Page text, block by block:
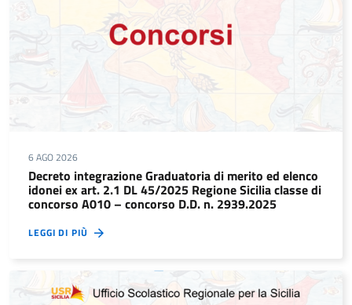
6 AGO 2026
Decreto integrazione Graduatoria di merito ed elenco
idonei ex art. 2.1 DL 45/2025 Regione Sicilia classe di
concorso A010 – concorso D.D. n. 2939.2025
LEGGI DI PIÙ